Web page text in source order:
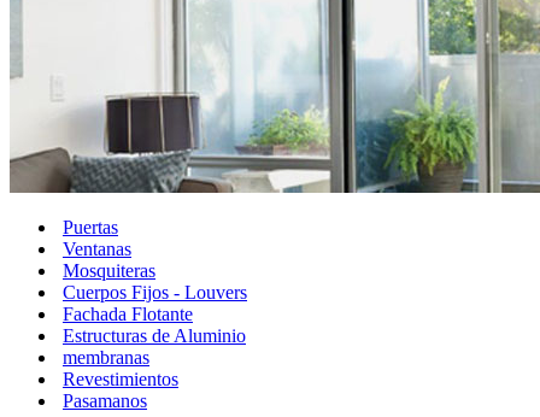
Puertas
Ventanas
Mosquiteras
Cuerpos Fijos - Louvers
Fachada Flotante
Estructuras de Aluminio
membranas
Revestimientos
Pasamanos